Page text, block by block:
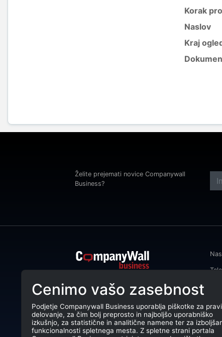
Korak
Naslov
Kraj
Želite prejemati novice Companywall
Business?
podjetjem pomaga izboljšati
poslovanje z iskanjem in povezovanjem
strank.
CompanyWall Business © 2026
Cenimo vašo zasebnost
Podjetje Companywall Business uporablja piškotke za
delovanje, za čim bolj preprosto in najboljšo uporabniško
izkušnjo, za statistične in analitične namene ter za
funkcionalnosti spletnega mesta. Z spletne strani portala